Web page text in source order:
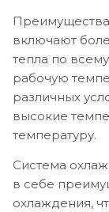
включают
тепла по
рабочую
различных
высокие
температуру.
Система
в себе
охлаждения,